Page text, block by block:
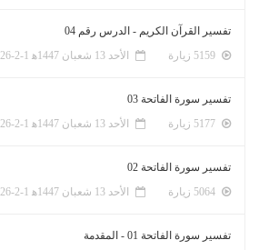
تفسير القرآن الكريم - الدرس رقم 04
الأحد 13 شعبان 1447ﻫ 1-2-2026م
تفسير سورة الفاتحة 03
الأحد 13 شعبان 1447ﻫ 1-2-2026م
تفسير سورة الفاتحة 02
الأحد 13 شعبان 1447ﻫ 1-2-2026م
تفسير سورة الفاتحة 01 - المقدمة